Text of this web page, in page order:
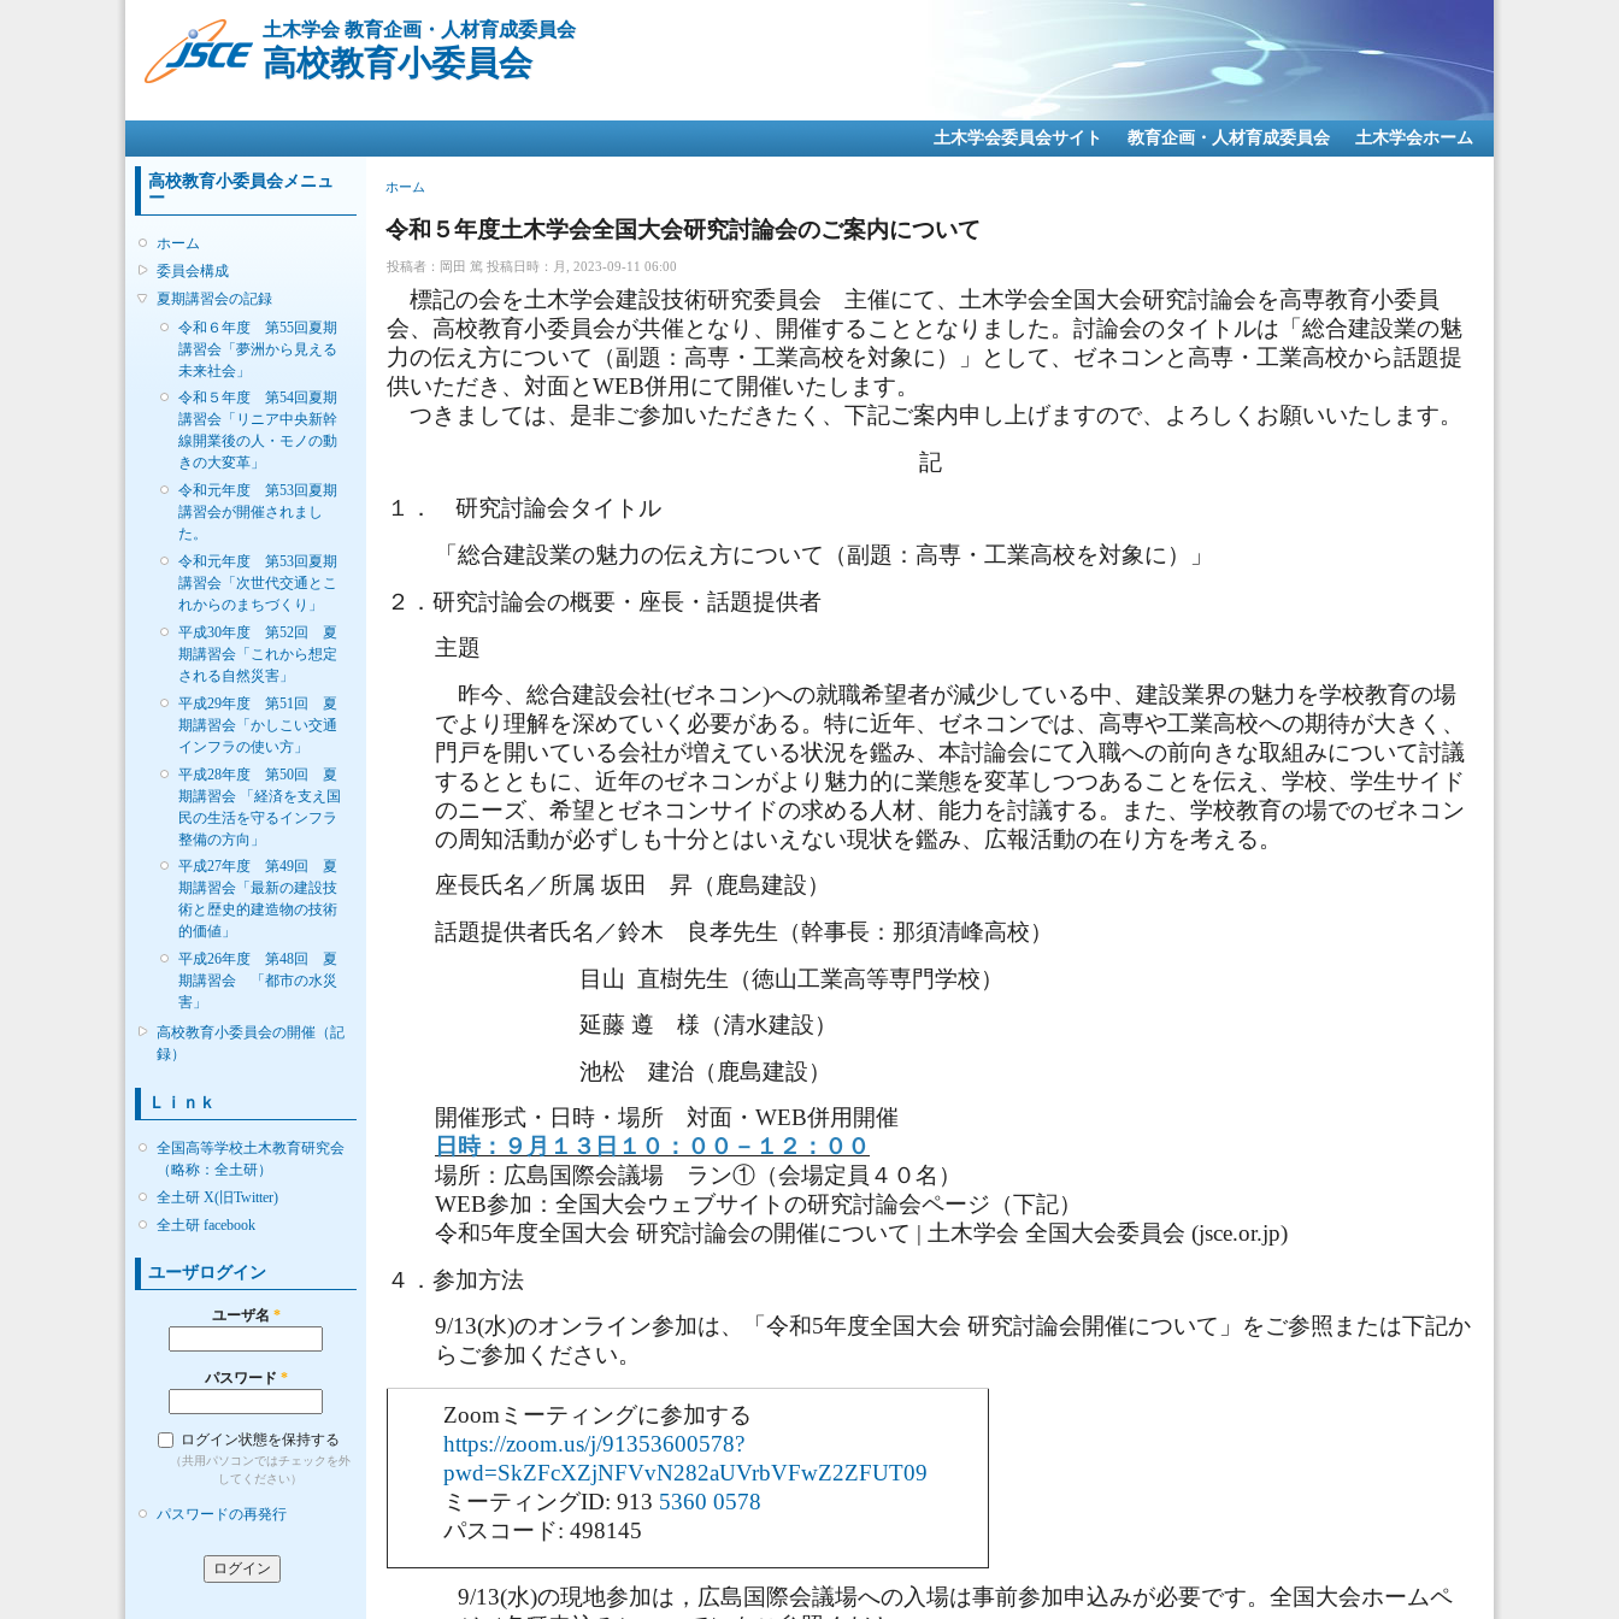
移
動
土木学会 教育企画・人材育成委員会
高校教育小委員会
土木学会委員会サイト 教育企画・人材育成委員会 土木学会ホーム
高校教育小委員会メニュ
ー
ホーム
委員会構成
夏期講習会の記録
令和６年度 第55回夏期
講習会「夢洲から見える
未来社会」
令和５年度 第54回夏期
講習会「リニア中央新幹
線開業後の人・モノの動
きの大変革」
令和元年度 第53回夏期
講習会が開催されまし
た。
令和元年度 第53回夏期
講習会「次世代交通とこ
れからのまちづくり」
平成30年度 第52回 夏
期講習会「これから想定
される自然災害」
平成29年度 第51回 夏
期講習会「かしこい交通
インフラの使い方」
平成28年度 第50回 夏
期講習会 「経済を支え国
民の生活を守るインフラ
整備の方向」
平成27年度 第49回 夏
期講習会「最新の建設技
術と歴史的建造物の技術
的価値」
平成26年度 第48回 夏
期講習会 「都市の水災
害」
高校教育小委員会の開催（記
録）
Ｌｉｎｋ
全国高等学校土木教育研究会
（略称：全土研）
全土研 X(旧Twitter)
全土研 facebook
ユーザログイン
ユーザ名 *
パスワード *
ログイン状態を保持する
（共用パソコンではチェックを外
してください）
パスワードの再発行
現在地
ホーム
令和５年度土木学会全国大会研究討論会のご案内について
投稿者： 岡田 篤 投稿日時：月, 2023-09-11 06:00
標記の会を土木学会建設技術研究委員会 主催にて、土木学会全国大会研究討論会を高専教育小委員
会、高校教育小委員会が共催となり、開催することとなりました。討論会のタイトルは「総合建設業の魅
力の伝え方について（副題：高専・工業高校を対象に）」として、ゼネコンと高専・工業高校から話題提
供いただき、対面とWEB併用にて開催いたします。
つきましては、是非ご参加いただきたく、下記ご案内申し上げますので、よろしくお願いいたします。
記
１． 研究討論会タイトル
「総合建設業の魅力の伝え方について（副題：高専・工業高校を対象に）」
２．研究討論会の概要・座長・話題提供者
主題
昨今、総合建設会社(ゼネコン)への就職希望者が減少している中、建設業界の魅力を学校教育の場
でより理解を深めていく必要がある。特に近年、ゼネコンでは、高専や工業高校への期待が大きく、
門戸を開いている会社が増えている状況を鑑み、本討論会にて入職への前向きな取組みについて討議
するとともに、近年のゼネコンがより魅力的に業態を変革しつつあることを伝え、学校、学生サイド
のニーズ、希望とゼネコンサイドの求める人材、能力を討議する。また、学校教育の場でのゼネコン
の周知活動が必ずしも十分とはいえない現状を鑑み、広報活動の在り方を考える。
座長氏名／所属 坂田 昇（鹿島建設）
話題提供者氏名／鈴木 良孝先生（幹事長：那須清峰高校）
目山 直樹先生（徳山工業高等専門学校）
延藤 遵 様（清水建設）
池松 建治（鹿島建設）
開催形式・日時・場所 対面・WEB併用開催
日時：９月１３日１０：００－１２：００
場所：広島国際会議場 ラン①（会場定員４０名）
WEB参加：全国大会ウェブサイトの研究討論会ページ（下記）
令和5年度全国大会 研究討論会の開催について | 土木学会 全国大会委員会 (jsce.or.jp)
４．参加方法
9/13(水)のオンライン参加は、「令和5年度全国大会 研究討論会開催について」をご参照または下記か
らご参加ください。
Zoomミーティングに参加する
https://zoom.us/j/91353600578?
pwd=SkZFcXZjNFVvN282aUVrbVFwZ2ZFUT09
ミーティングID: 913 5360 0578
パスコード: 498145
9/13(水)の現地参加は，広島国際会議場への入場は事前参加申込みが必要です。全国大会ホームペ